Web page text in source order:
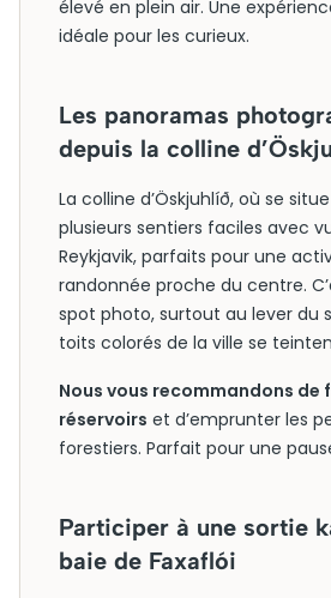
élevé en plein air. Une
idéale pour les curieux.
Les panoramas
depuis la colline
La colline d’Öskjuhlíð, où se
plusieurs sentiers faciles avec
Reykjavik, parfaits pour une
randonnée proche du centre.
spot photo, surtout au lever du
toits colorés de la ville se
Nous vous recommandons de
réservoirs et d’emprunter les
forestiers. Parfait pour une
Participer à une sortie
baie de Faxaflói